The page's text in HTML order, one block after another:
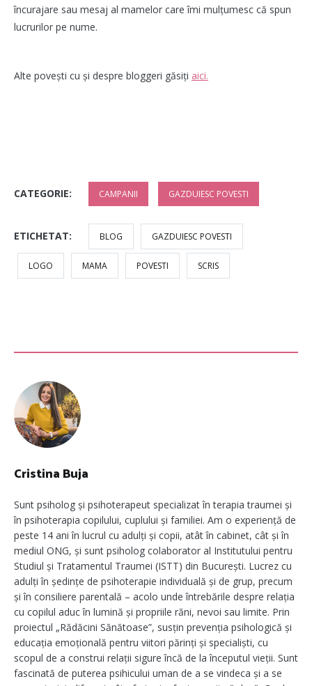
încurajare sau mesaj al mamelor care îmi mulțumesc că spun
lucrurilor pe nume.
Alte povești cu și despre bloggeri găsiți aici.
CATEGORIE: CAMPANII GAZDUIESC POVESTI
ETICHETAT: BLOG GAZDUIESC POVESTI
LOGO MAMA POVESTI SCRIS
Cristina Buja
Sunt psiholog și psihoterapeut specializat în terapia traumei și
în psihoterapia copilului, cuplului și familiei. Am o experiență de
peste 14 ani în lucrul cu adulți și copii, atât în cabinet, cât și în
mediul ONG, și sunt psiholog colaborator al Institutului pentru
Studiul și Tratamentul Traumei (ISTT) din București. Lucrez cu
adulți în ședințe de psihoterapie individuală și de grup, precum
și în consiliere parentală – acolo unde întrebările despre relația
cu copilul aduc în lumină și propriile răni, nevoi sau limite. Prin
proiectul „Rădăcini Sănătoase”, susțin prevenția psihologică și
educația emoțională pentru viitori părinți și specialiști, cu
scopul de a construi relații sigure încă de la începutul vieții. Sunt
fascinată de puterea psihicului uman de a se vindeca și a se